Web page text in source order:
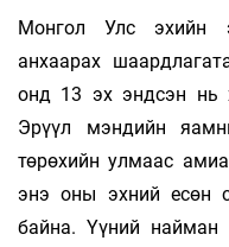
Монгол Улс эхийн
анхаарах
онд 13 эх эндсэн нь
Эрүүл мэндийн
төрөхийн улмаас
энэ оны эхний есөн
байна. Үүний